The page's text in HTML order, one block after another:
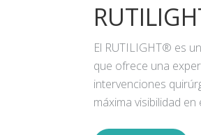
El RUTILIGHT® es
que ofrece una
intervenciones
máxima visibilidad